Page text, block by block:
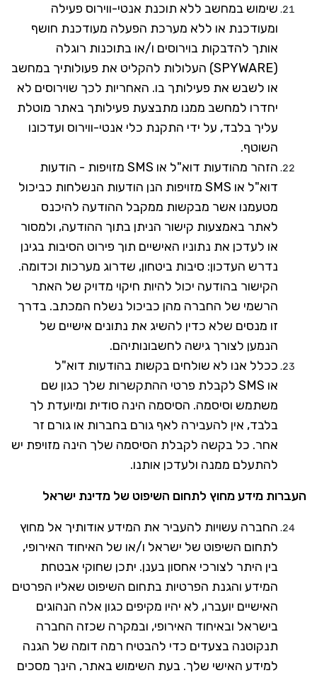
שימוש במחשב ללא תוכנת אנטי-ווירוס פעילה
ומעודכנת או ללא מערכת הפעלה מעודכנת חושף
אותך להדבקות בוירוסים ו/או בתוכנות רוגלה
(
SPYWARE) העלולות להקליט את פעולותיך במחשב
או לשבש את פעילותך בו. האחריות לכך שוירוסים לא
יחדרו למחשב ממנו מתבצעת פעילותך באתר מוטלת
עליך בלבד, על ידי התקנת כלי אנטי-ווירוס ועדכונו
השוטף.
הזהר מהודעות דוא"ל או SMS מזויפות - הודעות
דוא"ל או SMS מזויפות הנן הודעות הנשלחות כביכול
מטעמנו אשר מבקשות ממקבל ההודעה להיכנס
לאתר באמצעות קישור הניתן בתוך ההודעה, ולמסור
או לעדכן את נתוניו האישיים תוך פירוט הסיבות בגינן
נדרש העדכון: סיבות ביטחון, שדרוג מערכות וכדומה.
הקישור בהודעה יכול להיות חיקוי מדויק של האתר
הרשמי של החברה מהן כביכול נשלח המכתב. בדרך
זו מנסים שלא כדין להשיג את נתונים אישיים של
הנמען לצורך גישה לחשבונותיהם.
ככלל אנו לא שולחים בקשות בהודעות דוא"ל
או SMS לקבלת פרטי ההתקשרות שלך כגון שם
משתמש וסיסמה. הסיסמה הינה סודית ומיועדת לך
בלבד, אין להעבירה לאף גורם בחברות או גורם זר
אחר. כל בקשה לקבלת הסיסמה שלך הינה מזויפת יש
להתעלם ממנה ולעדכן אותנו.
העברות מידע מחוץ לתחום השיפוט של מדינת ישראל
החברה עשויות להעביר את המידע אודותיך אל מחוץ
לתחום השיפוט של ישראל ו/או של האיחוד האירופי,
בין היתר לצורכי אחסון בענן. יתכן שחוקי אבטחת
המידע והגנת הפרטיות בתחום השיפוט שאליו הפרטים
האישיים יועברו, לא יהיו מקיפים כגון אלה הנהוגים
בישראל ובאיחוד האירופי, ובמקרה שכזה החברה
תנקוטנה בצעדים כדי להבטיח רמה דומה של הגנה
למידע האישי שלך. בעת השימוש באתר, הינך מסכים